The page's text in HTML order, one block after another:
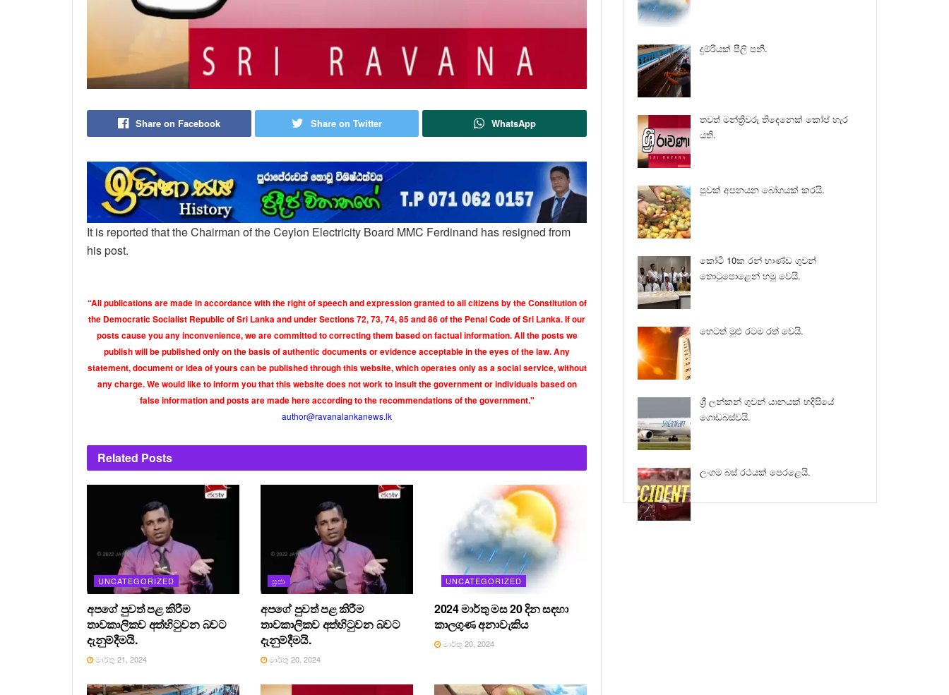
Share on Facebook Share on Twitter WhatsApp
It is reported that the Chairman of the Ceylon Electricity Board MMC Ferdinand has resigned from
his post.
“All publications are made in accordance with the right of speech and expression granted to all citizens by the Constitution of
the Democratic Socialist Republic of Sri Lanka and under Sections 72, 73, 74, 85 and 86 of the Penal Code of Sri Lanka. If our
posts cause you any inconvenience, we are committed to correcting them based on factual information. All the posts we
publish will be published only on the basis of authentic documents or evidence acceptable in the eyes of the law. Any
statement, document or idea of yours can be published through this website, which operates only as a social service, without
any charge. We would like to inform you that this website does not work to insult the government or individuals based on
false information and posts are made here according to the recommendations of the government."
author@ravanalankanews.lk
Related Posts
UNCATEGORIZED
අපගේ පුවත් පළ කිරීම
තාවකාලිකව අත්හිටුවන බවට
දැනුම්දීමයි.
මාර්තු 21, 2024
ප්‍රජා
අපගේ පුවත් පළ කිරීම
තාවකාලිකව අත්හිටුවන බවට
දැනුම්දීමයි.
මාර්තු 20, 2024
UNCATEGORIZED
2024 මාර්තු මස 20 දින සඳහා
කාලගුණ අනාවැකිය
මාර්තු 20, 2024
දුම්රියක් පීලි පනී.
තවත් මන්ත්‍රීවරු තිදෙනෙක් කෝප් හැර
යති.
පුවක් අපනයන බෝගයක් කරයි.
කෝටි 10ක රන් භාණ්ඩ ගුවන්
තොටුපොළෙන් හමු වෙයි.
හෙටත් මුළු රටම රත් වෙයි.
ශ්‍රී ලන්කන් ගුවන් යානයක් හදිසියේ
ගොඩබස්වයි.
ලංගම බස් රථයක් පෙරළෙයි.